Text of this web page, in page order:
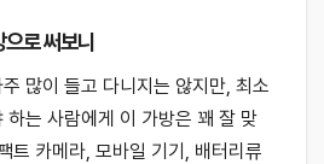
로 써보니
많이 들고 다니지는 않지만, 최소
하는 사람에게 이 가방은 꽤 잘 맞
트 카메라, 모바일 기기, 배터리류